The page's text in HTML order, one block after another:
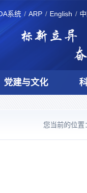
系统 ARP English
党建与文化
您当前的位置：